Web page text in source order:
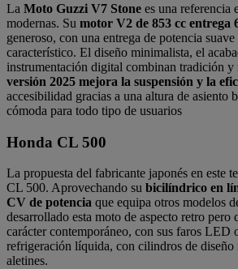
La Moto Guzzi V7 Stone es una referencia
modernas. Su motor V2 de 853 cc entrega
generoso, con una entrega de potencia
característico. El diseño minimalista, el
instrumentación digital combinan tradición y
versión 2025 mejora la suspensión y la
accesibilidad gracias a una altura de asiento
cómoda para todo tipo de usuarios
Honda CL 500
La propuesta del fabricante japonés en este
CL 500. Aprovechando su bicilíndrico en
CV de potencia que equipa otros modelos
desarrollado esta moto de aspecto retro pero
carácter contemporáneo, con sus faros LED
refrigeración líquida, con cilindros de diseño
aletines.